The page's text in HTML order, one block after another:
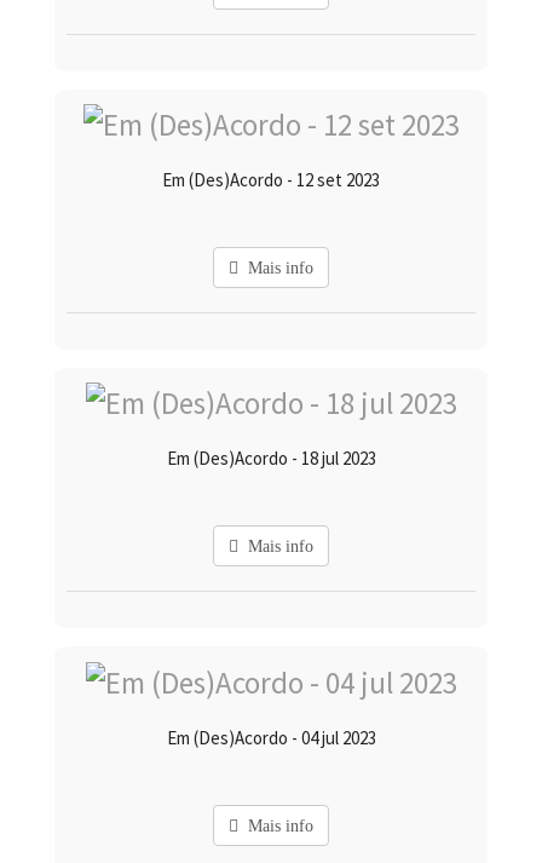
Em (Des)Acordo - 12 set 2023
Mais info
Em (Des)Acordo - 18 jul 2023
Mais info
Em (Des)Acordo - 04 jul 2023
Mais info